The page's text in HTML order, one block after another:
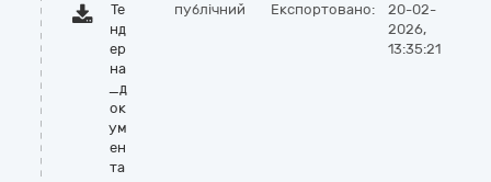
Те
нд
ер
на
_д
ок
ум
ен
та
публічний Експортовано:
20-02-
2026,
13:35:21